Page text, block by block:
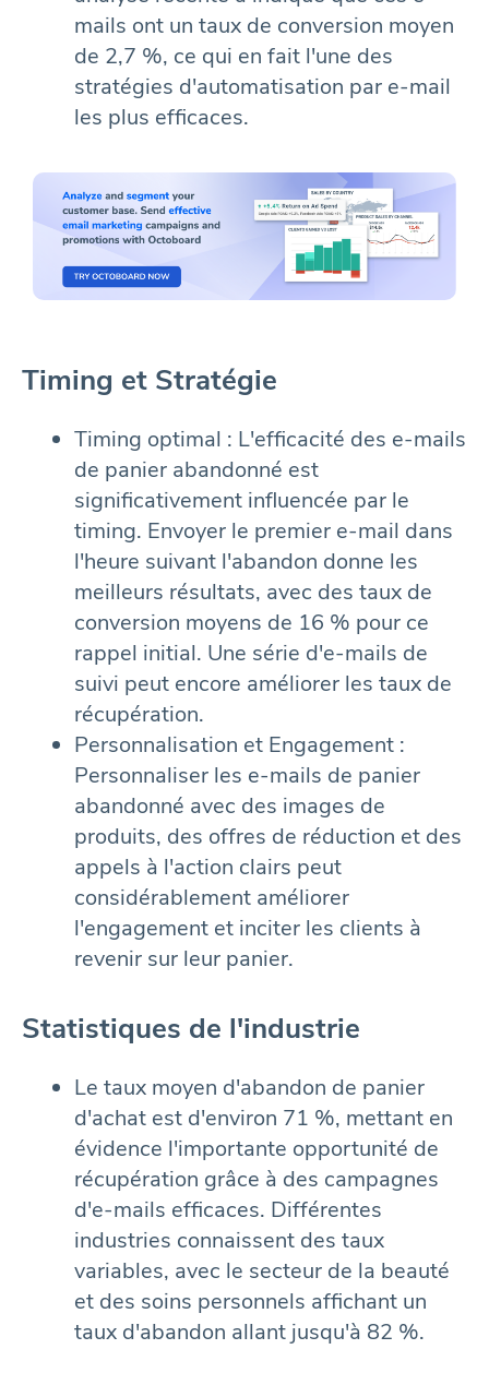
mails ont un taux de conversion moyen
de 2,7 %, ce qui en fait l'une des
stratégies d'automatisation par e-mail
les plus efficaces.
Timing et Stratégie
Timing optimal : L'efficacité des e-mails
de panier abandonné est
significativement influencée par le
timing. Envoyer le premier e-mail dans
l'heure suivant l'abandon donne les
meilleurs résultats, avec des taux de
conversion moyens de 16 % pour ce
rappel initial. Une série d'e-mails de
suivi peut encore améliorer les taux de
récupération.
Personnalisation et Engagement :
Personnaliser les e-mails de panier
abandonné avec des images de
produits, des offres de réduction et des
appels à l'action clairs peut
considérablement améliorer
l'engagement et inciter les clients à
revenir sur leur panier.
Statistiques de l'industrie
Le taux moyen d'abandon de panier
d'achat est d'environ 71 %, mettant en
évidence l'importante opportunité de
récupération grâce à des campagnes
d'e-mails efficaces. Différentes
industries connaissent des taux
variables, avec le secteur de la beauté
et des soins personnels affichant un
taux d'abandon allant jusqu'à 82 %.